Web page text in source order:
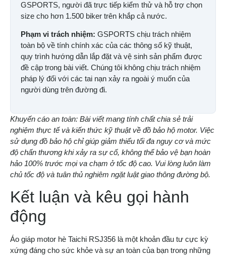
GSPORTS, người đã trực tiếp kiểm thử và hỗ trợ chọn
size cho hơn 1.500 biker trên khắp cả nước.
Phạm vi trách nhiệm: GSPORTS chịu trách nhiệm
toàn bộ về tính chính xác của các thông số kỹ thuật,
quy trình hướng dẫn lắp đặt và vệ sinh sản phẩm được
đề cập trong bài viết. Chúng tôi không chịu trách nhiệm
pháp lý đối với các tai nạn xảy ra ngoài ý muốn của
người dùng trên đường đi.
Khuyến cáo an toàn: Bài viết mang tính chất chia sẻ trải
nghiệm thực tế và kiến thức kỹ thuật về đồ bảo hộ motor. Việc
sử dụng đồ bảo hộ chỉ giúp giảm thiểu tối đa nguy cơ và mức
độ chấn thương khi xảy ra sự cố, không thể bảo vệ bạn hoàn
hảo 100% trước mọi va chạm ở tốc độ cao. Vui lòng luôn làm
chủ tốc độ và tuân thủ nghiêm ngặt luật giao thông đường bộ.
Kết luận và kêu gọi hành
động
Áo giáp motor hè Taichi RSJ356 là một khoản đầu tư cực kỳ
xứng đáng cho sức khỏe và sự an toàn của bạn trong những